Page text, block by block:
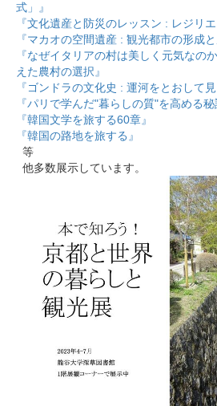
式」』
『文化遺産と防災のレッスン : レジリ
『マカオの空間遺産 : 観光都市の形成と
『なぜイタリアの村は美しく元気なの
えた農村の選択』
『ゴンドラの文化史 : 運河をとおして
『パリで学んだ"暮らしの質"を高める秘
『韓国文学を旅する60章』
『韓国の路地を旅する』
等
他多数展示しています。